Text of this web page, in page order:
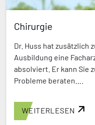
Chirurgie
Dr. Huss hat zusätzlich
Ausbildung eine
absolviert. Er kann Sie
Probleme beraten….
WEITERLESEN